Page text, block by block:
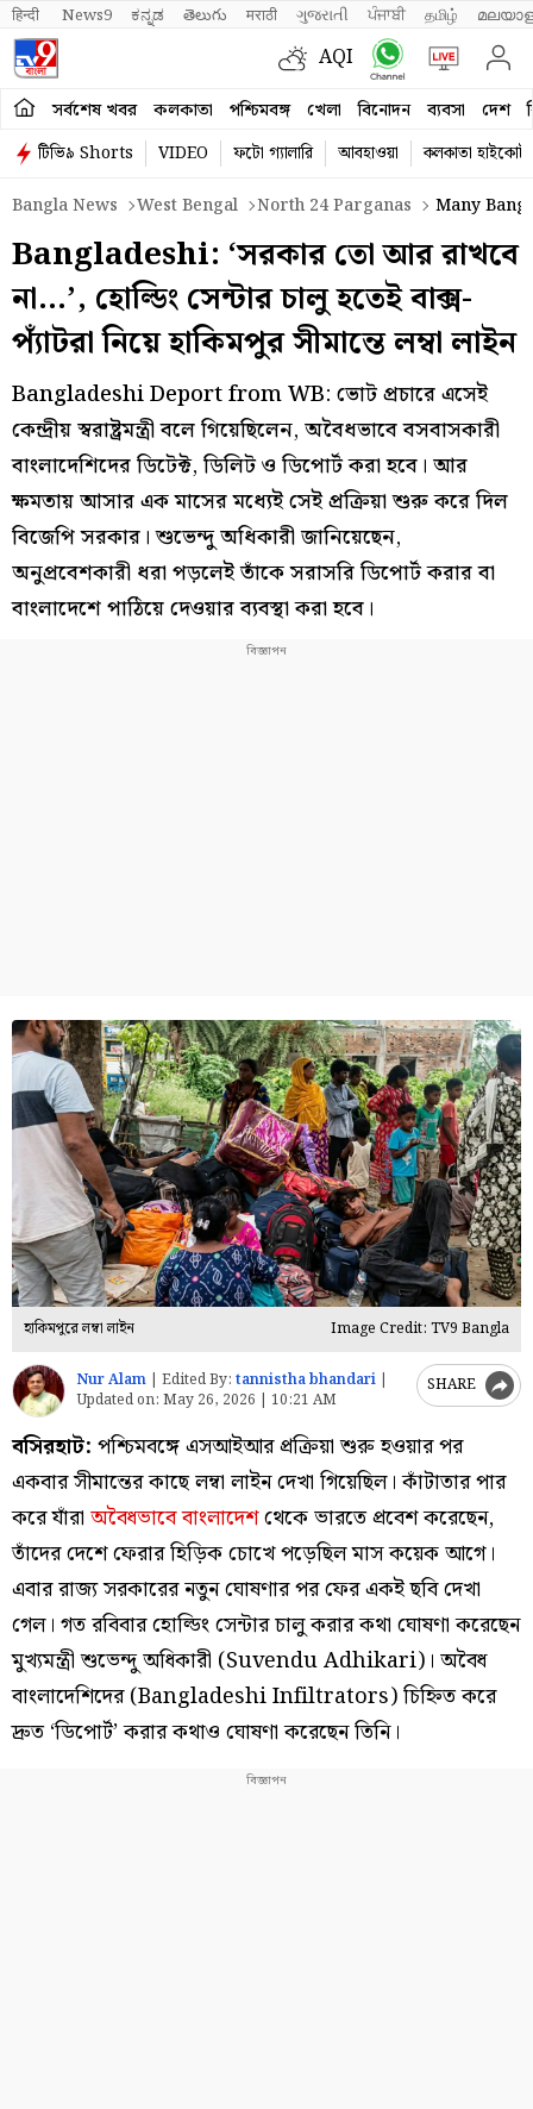
हिन्दी News9 ಕನ್ನಡ తెలుగు मराठी ગુજરાતી ਪੰਜਾਬੀ தமிழ்
AQI
সর্বশেষ খবর কলকাতা পশ্চিমবঙ্গ খেলা বিনোদন ব্যবসা দেশ
টিভি৯ Shorts VIDEO ফটো গ্যালারি আবহাওয়া
কলকাতা হাইকোর্ট
Bangla News
West Bengal North 24 Parganas Many
Bangladeshi: ‘সরকার তো আর রাখবে
না…’, হোল্ডিং সেন্টার চালু হতেই বাক্স-
প্যাঁটরা নিয়ে হাকিমপুর সীমান্তে লম্বা লাইন
Bangladeshi Deport from WB: ভোট প্রচারে এসেই
কেন্দ্রীয় স্বরাষ্ট্রমন্ত্রী বলে গিয়েছিলেন, অবৈধভাবে বসবাসকারী
বাংলাদেশিদের ডিটেক্ট, ডিলিট ও ডিপোর্ট করা হবে। আর
ক্ষমতায় আসার এক মাসের মধ্যেই সেই প্রক্রিয়া শুরু করে দিল
বিজেপি সরকার। শুভেন্দু অধিকারী জানিয়েছেন,
অনুপ্রবেশকারী ধরা পড়লেই তাঁকে সরাসরি ডিপোর্ট করার বা
বাংলাদেশে পাঠিয়ে দেওয়ার ব্যবস্থা করা হবে।
হাকিমপুরে লম্বা লাইন Image Credit: TV9 Bangla
Nur Alam Edited By: tannistha bhandari
Updated on: May 26, 2026 | 10:21 AM
SHARE
বসিরহাট: পশ্চিমবঙ্গে এসআইআর প্রক্রিয়া শুরু হওয়ার পর
একবার সীমান্তের কাছে লম্বা লাইন দেখা গিয়েছিল। কাঁটাতার পার
করে যাঁরা অবৈধভাবে বাংলাদেশথেকে ভারতে প্রবেশ করেছেন,
তাঁদের দেশে ফেরার হিড়িক চোখে পড়েছিল মাস কয়েক আগে।
এবার রাজ্য সরকারের নতুন ঘোষণার পর ফের একই ছবি দেখা
গেল। গত রবিবার হোল্ডিং সেন্টার চালু করার কথা ঘোষণা করেছেন
মুখ্যমন্ত্রী শুভেন্দু অধিকারী (Suvendu Adhikari)। অবৈধ
বাংলাদেশিদের (Bangladeshi Infiltrators) চিহ্নিত করে
দ্রুত ‘ডিপোর্ট’ করার কথাও ঘোষণা করেছেন তিনি।